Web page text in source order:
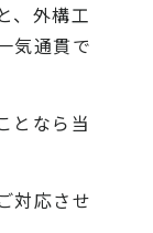
、外構工
気通貫で
となら当
対応させ